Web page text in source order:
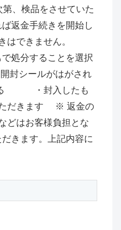
、検品をさせていた
返金手続きを開始し
きはできません。
処分することを選択
ールがはがされ
る ・封入したも
ただきます ※ 返金の
はお客様負担とな
きます。上記内容に